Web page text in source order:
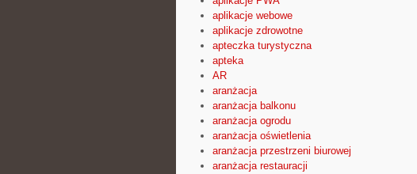
aplikacje webowe
aplikacje zdrowotne
apteczka turystyczna
apteka
AR
aranżacja
aranżacja balkonu
aranżacja ogrodu
aranżacja oświetlenia
aranżacja przestrzeni biurowej
aranżacja restauracji